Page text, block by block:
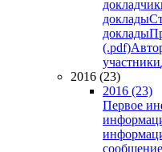
доклады
доклады
(.pdf)
участники
2016 (23)
2016 (23)
Первое
сообщение